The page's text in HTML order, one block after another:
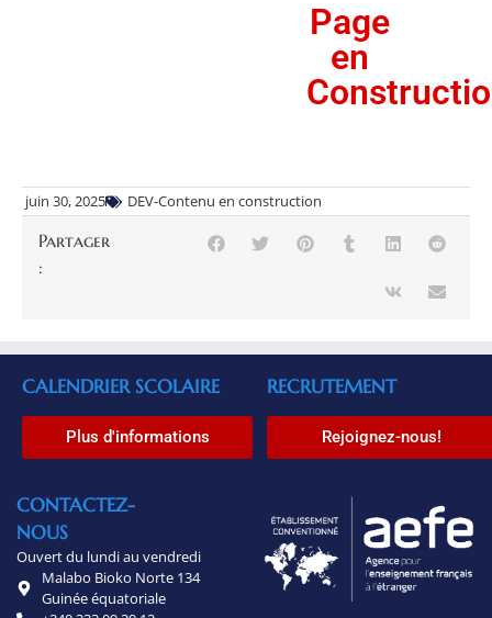
Page
en
juin 30, 2025 DEV-Contenu en construction
Partager
:
CALENDRIER SCOLAIRE
Plus d'informations
RECRUTEMENT
Rejoignez-nous!
CONTACTEZ-
NOUS
Ouvert du lundi au vendredi
Malabo Bioko Norte 134
Guinée équatoriale